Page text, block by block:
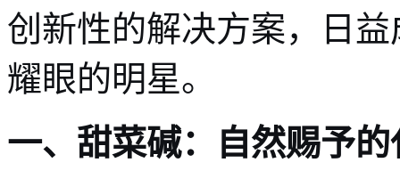
创新性的解决方案，日
耀眼的明星。
一、甜菜碱：自然赐予